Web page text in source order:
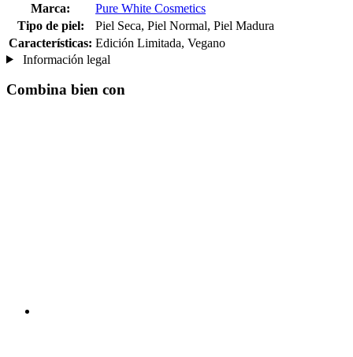
Marca:
Pure White Cosmetics
Tipo de piel:
Piel Seca, Piel Normal, Piel Madura
Características: Edición Limitada, Vegano
Información legal
Combina bien con